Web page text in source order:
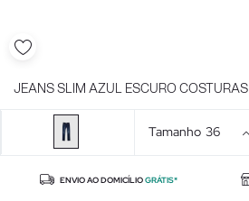
JEANS SLIM AZUL ESCURO COSTURAS
Tamanho 36
ENVIO AO DOMICÍLIOGRÁTIS*